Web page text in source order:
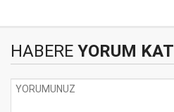
HABERE YORUM KAT